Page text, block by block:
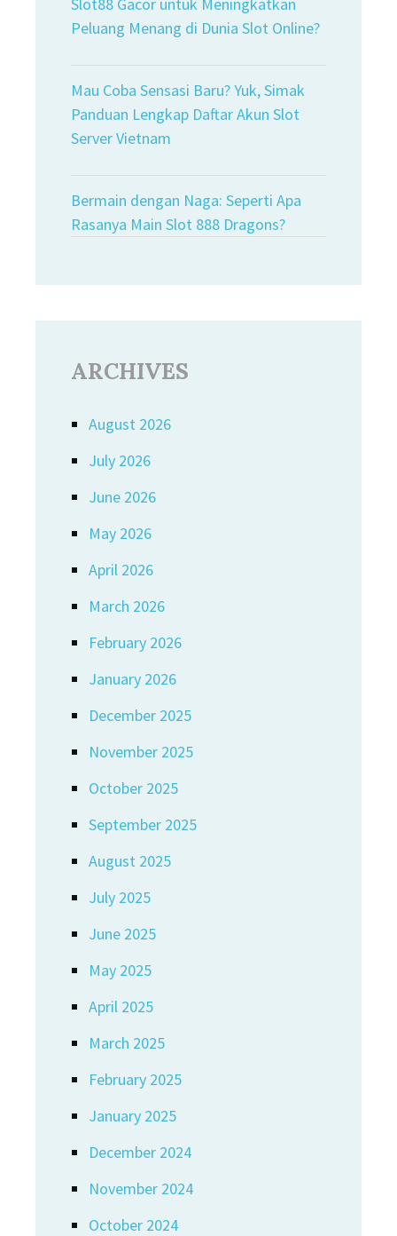
Peluang Menang di Dunia Slot Online?
Mau Coba Sensasi Baru? Yuk, Simak
Panduan Lengkap Daftar Akun Slot
Server Vietnam
Bermain dengan Naga: Seperti Apa
Rasanya Main Slot 888 Dragons?
ARCHIVES
August 2026
July 2026
June 2026
May 2026
April 2026
March 2026
February 2026
January 2026
December 2025
November 2025
October 2025
September 2025
August 2025
July 2025
June 2025
May 2025
April 2025
March 2025
February 2025
January 2025
December 2024
November 2024
October 2024